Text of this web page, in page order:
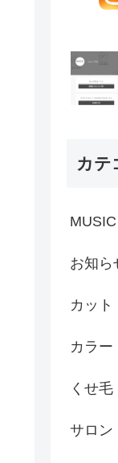
カテ
MUSIC
お知ら
カット
カラー
くせ毛
サロン